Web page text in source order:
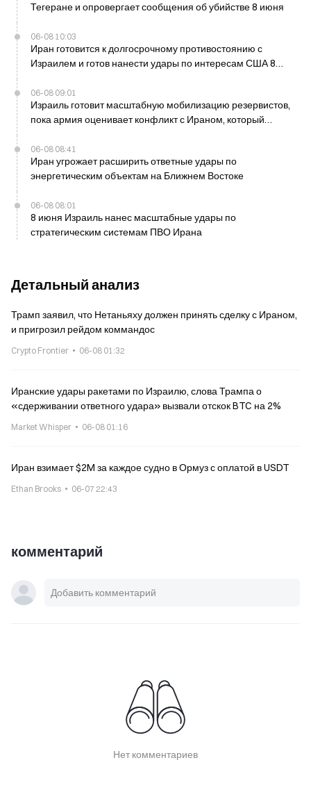
Тегеране и опровергает сообщения об убийстве 8 июня
06-08 10:03
Иран готовится к долгосрочному противостоянию с
Израилем и готов нанести удары по интересам США 8
06-08 09:01
Израиль готовит масштабную мобилизацию резервистов,
пока армия оценивает конфликт с Ираном, который
06-08 08:41
Иран угрожает расширить ответные удары по
энергетическим объектам на Ближнем Востоке
06-08 08:01
8 июня Израиль нанес масштабные удары по
стратегическим системам ПВО Ирана
Детальный анализ
Трамп заявил, что Нетаньяху должен принять сделку с Ираном,
и пригрозил рейдом коммандос
Crypto Frontier 06-08 01:32
Иранские удары ракетами по Израилю, слова Трампа о
«сдерживании ответного удара» вызвали отскок BTC на 2%
Market Whisper 06-08 01:16
Иран взимает $2M за каждое судно в Ормуз с оплатой в USDT
Ethan Brooks 06-07 22:43
комментарий
Нет комментариев